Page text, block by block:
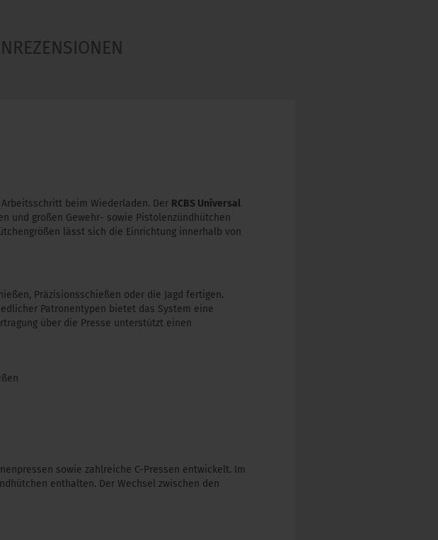
beim Wiederladen. Der RCBS Universal
und großen Gewehr- sowie Pistolenzündhütchen
lässt sich die Einrichtung innerhalb von
Präzisionsschießen oder die Jagd fertigen.
Patronentypen bietet das System eine
über die Presse unterstützt einen
sowie zahlreiche C-Pressen entwickelt. Im
enthalten. Der Wechsel zwischen den